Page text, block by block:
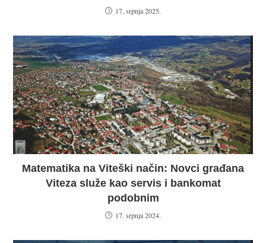
17. srpnja 2025.
Matematika na Viteški način: Novci građana
Viteza služe kao servis i bankomat
podobnim
17. srpnja 2024.